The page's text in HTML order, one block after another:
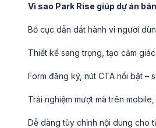
Vì sao Park Rise giúp dự án
Bố cục dẫn dắt hành vi người
Thiết kế sang trọng, tạo cảm
Form đăng ký, nút CTA nổi bật –
Trải nghiệm mượt mà trên
Dễ dàng tùy chỉnh nội dung cho